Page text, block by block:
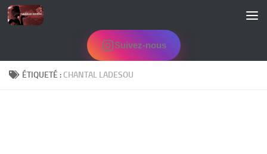
Skip to content
Suivez-nous
ÉTIQUETÉ : CHANTAL LADESOU